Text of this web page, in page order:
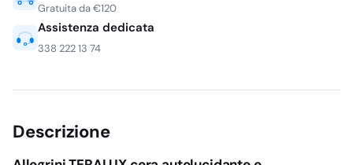
Gratuita da €120
Assistenza dedicata
338 222 13 74
Descrizione